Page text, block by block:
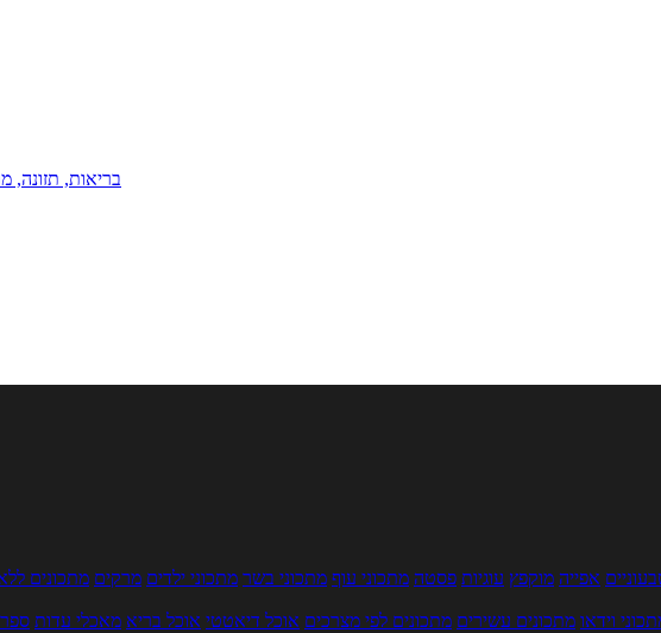
אפייה מוקפץ עוגיות פסטה מתכוני עוף מתכוני בשר מתכוני ילדים מרקים מתכונים
וידאו מתכונים עשירים מתכונים לפי מצרכים אוכל דיאטטי אוכל בריא מאכלי עדות